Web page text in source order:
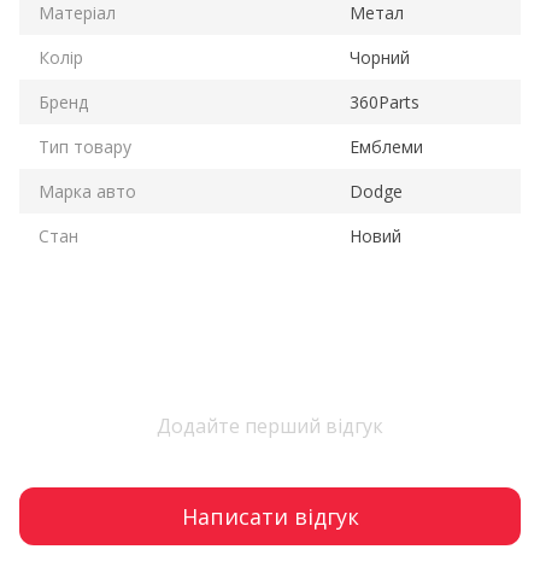
Матеріал
Метал
Колір
Чорний
Бренд
360Parts
Тип товару
Емблеми
Марка авто
Dodge
Стан
Новий
Додайте перший відгук
Написати відгук